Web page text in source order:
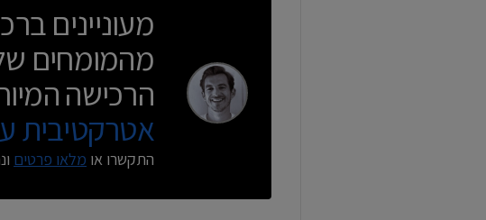
מעוניינים
מהמומחים
הרכישה
אטרקטיבית
התקשרו או מלאו פרטים